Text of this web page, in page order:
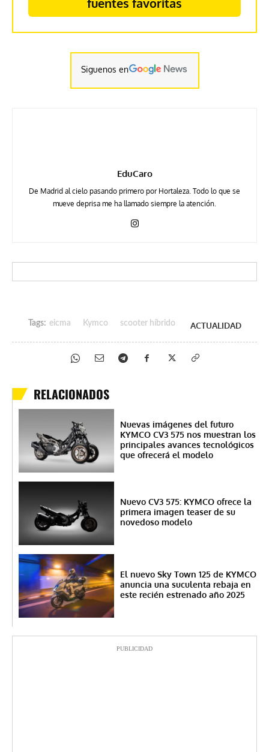
fuentes favoritas
Siguenos en
EduCaro
De Madrid al cielo pasando primero por Hortaleza. Todo lo que se
mueve deprisa me ha llamado siempre la atención.
Tags: eicma Kymco scooter híbrido ACTUALIDAD
RELACIONADOS
Nuevas imágenes del futuro
KYMCO CV3 575 nos muestran los
principales avances tecnológicos
que ofrecerá el modelo
Nuevo CV3 575: KYMCO ofrece la
primera imagen teaser de su
novedoso modelo
El nuevo Sky Town 125 de KYMCO
anuncia una suculenta rebaja en
este recién estrenado año 2025
PUBLICIDAD